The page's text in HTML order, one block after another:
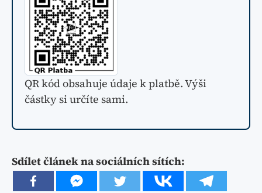
QR kód obsahuje údaje k platbě. Výši
částky si určíte sami.
Sdílet článek na sociálních sítích: